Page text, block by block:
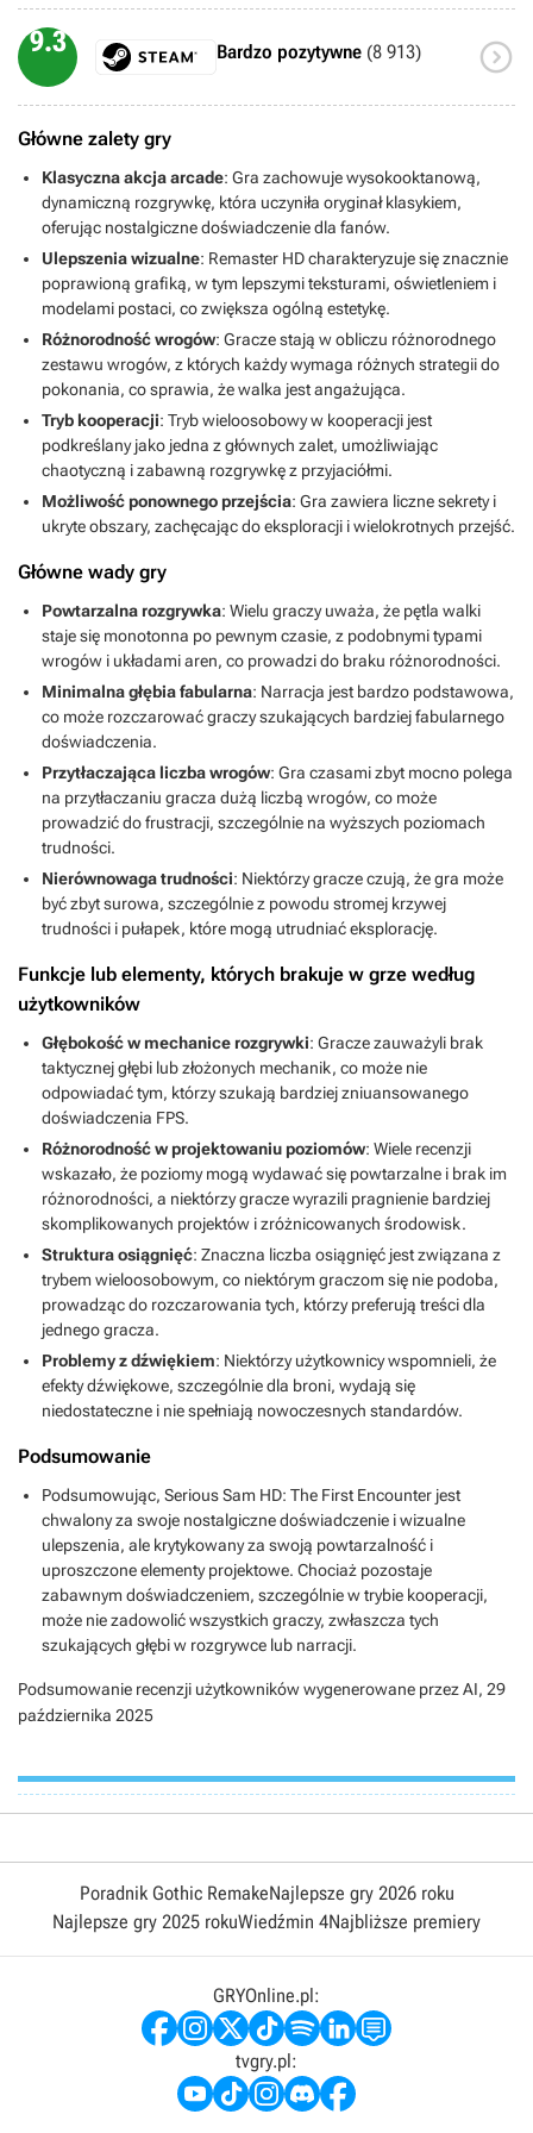
9.3 Bardzo pozytywne (8 913) 
Główne zalety gry
Klasyczna akcja arcade: Gra zachowuje wysokooktanową,
dynamiczną rozgrywkę, która uczyniła oryginał klasykiem,
oferując nostalgiczne doświadczenie dla fanów.
Ulepszenia wizualne: Remaster HD charakteryzuje się znacznie
poprawioną grafiką, w tym lepszymi teksturami, oświetleniem i
modelami postaci, co zwiększa ogólną estetykę.
Różnorodność wrogów: Gracze stają w obliczu różnorodnego
zestawu wrogów, z których każdy wymaga różnych strategii do
pokonania, co sprawia, że walka jest angażująca.
Tryb kooperacji: Tryb wieloosobowy w kooperacji jest
podkreślany jako jedna z głównych zalet, umożliwiając
chaotyczną i zabawną rozgrywkę z przyjaciółmi.
Możliwość ponownego przejścia: Gra zawiera liczne sekrety i
ukryte obszary, zachęcając do eksploracji i wielokrotnych przejść.
Główne wady gry
Powtarzalna rozgrywka: Wielu graczy uważa, że pętla walki
staje się monotonna po pewnym czasie, z podobnymi typami
wrogów i układami aren, co prowadzi do braku różnorodności.
Minimalna głębia fabularna: Narracja jest bardzo podstawowa,
co może rozczarować graczy szukających bardziej fabularnego
doświadczenia.
Przytłaczająca liczba wrogów: Gra czasami zbyt mocno polega
na przytłaczaniu gracza dużą liczbą wrogów, co może
prowadzić do frustracji, szczególnie na wyższych poziomach
trudności.
Nierównowaga trudności: Niektórzy gracze czują, że gra może
być zbyt surowa, szczególnie z powodu stromej krzywej
trudności i pułapek, które mogą utrudniać eksplorację.
Funkcje lub elementy, których brakuje w grze według
użytkowników
Głębokość w mechanice rozgrywki: Gracze zauważyli brak
taktycznej głębi lub złożonych mechanik, co może nie
odpowiadać tym, którzy szukają bardziej zniuansowanego
doświadczenia FPS.
Różnorodność w projektowaniu poziomów: Wiele recenzji
wskazało, że poziomy mogą wydawać się powtarzalne i brak im
różnorodności, a niektórzy gracze wyrazili pragnienie bardziej
skomplikowanych projektów i zróżnicowanych środowisk.
Struktura osiągnięć: Znaczna liczba osiągnięć jest związana z
trybem wieloosobowym, co niektórym graczom się nie podoba,
prowadząc do rozczarowania tych, którzy preferują treści dla
jednego gracza.
Problemy z dźwiękiem: Niektórzy użytkownicy wspomnieli, że
efekty dźwiękowe, szczególnie dla broni, wydają się
niedostateczne i nie spełniają nowoczesnych standardów.
Podsumowanie
Podsumowując, Serious Sam HD: The First Encounter jest
chwalony za swoje nostalgiczne doświadczenie i wizualne
ulepszenia, ale krytykowany za swoją powtarzalność i
uproszczone elementy projektowe. Chociaż pozostaje
zabawnym doświadczeniem, szczególnie w trybie kooperacji,
może nie zadowolić wszystkich graczy, zwłaszcza tych
szukających głębi w rozgrywce lub narracji.
Podsumowanie recenzji użytkowników wygenerowane przez AI, 29
października 2025
Poradnik Gothic RemakeNajlepsze gry 2026 roku
Najlepsze gry 2025 rokuWiedźmin 4Najbliższe premiery
GRYOnline.pl:
tvgry.pl: